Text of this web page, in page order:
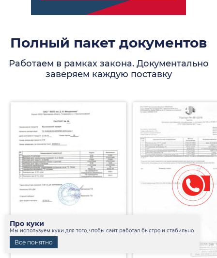
Полный пакет документов
Работаем в рамках закона. Документально
заверяем каждую поставку
Про куки
Мы используем куки для того, чтобы сайт работал быстро и стабильно.
Все понятно